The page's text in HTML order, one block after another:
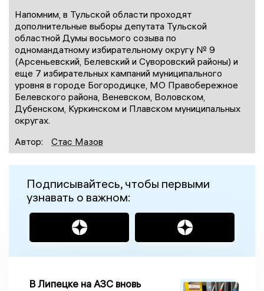
Напомним, в Тульской области проходят
дополнительные выборы депутата Тульской
областной Думы восьмого созыва по
одномандатному избирательному округу № 9
(Арсеньевский, Белевский и Суворовский районы) и
еще 7 избирательных кампаний муниципального
уровня в городе Богородицке, МО Правобережное
Белевского района, Веневском, Воловском,
Дубенском, Куркинском и Плавском муниципальных
округах.
Автор:
Стас Мазов
Подписывайтесь, чтобы первыми
узнавать о важном:
В Липецке на АЗС вновь